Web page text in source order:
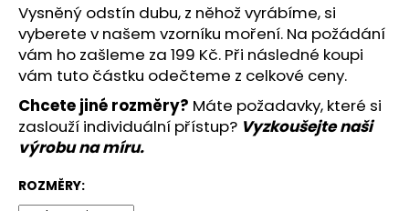
Vysněný odstín dubu, z něhož vyrábíme, si
vyberete v našem vzorníku moření. Na požádání
vám ho zašleme za 199 Kč. Při následné koupi
vám tuto částku odečteme z celkové ceny.
Chcete jiné rozměry? Máte požadavky, které si
zaslouží individuální přístup? Vyzkoušejte naši
výrobu na míru.
ROZMĚRY: